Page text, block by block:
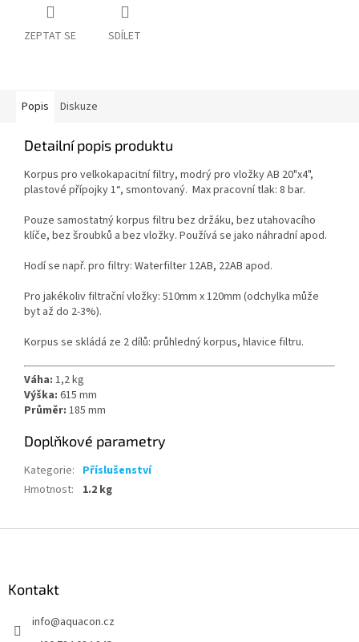
ZEPTAT SE SDÍLET
Popis Diskuze
Detailní popis produktu
Korpus pro velkokapacitní filtry, modrý pro vložky AB 20"x4",
plastové přípojky 1“, smontovaný. Max pracovní tlak: 8 bar.
Pouze samostatný korpus filtru bez držáku, bez utahovacího
klíče, bez šroubků a bez vložky. Používá se jako náhradní apod.
Hodí se např. pro filtry: Waterfilter 12AB, 22AB apod.
Pro jakékoliv filtrační vložky: 510mm x 120mm (odchylka může
byt až do 2-3%).
Korpus se skládá ze 2 dílů: průhledný korpus, hlavice filtru.
Váha: 1,2 kg
Výška: 615 mm
Průměr: 185 mm
Doplňkové parametry
Kategorie: Příslušenství
Hmotnost: 1.2 kg
Kontakt
info@aquacon.cz